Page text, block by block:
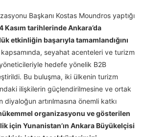
Başkanı Kostas Moundros yaptığı
Kasım tarihlerinde Ankara’da
etkinliğin başarıyla tamamlandığını
kapsamında, seyahat acenteleri ve turizm
hedefe yönelik B2B
Bu buluşma, iki ülkenin turizm
ilişkilerin güçlendirilmesine ve ortak
artırılmasına önemli katkı
organizasyonu ve gösterilen
için Yunanistan’ın Ankara Büyükelçisi